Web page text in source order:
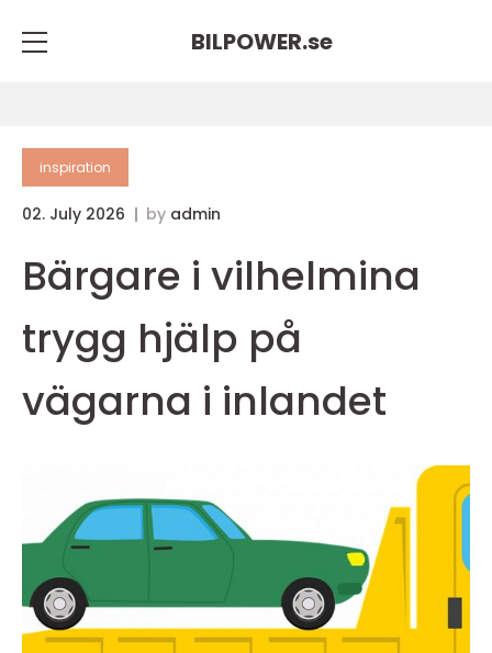
BILPOWER.se
inspiration
02. July 2026 by admin
Bärgare i vilhelmina
trygg hjälp på
vägarna i inlandet